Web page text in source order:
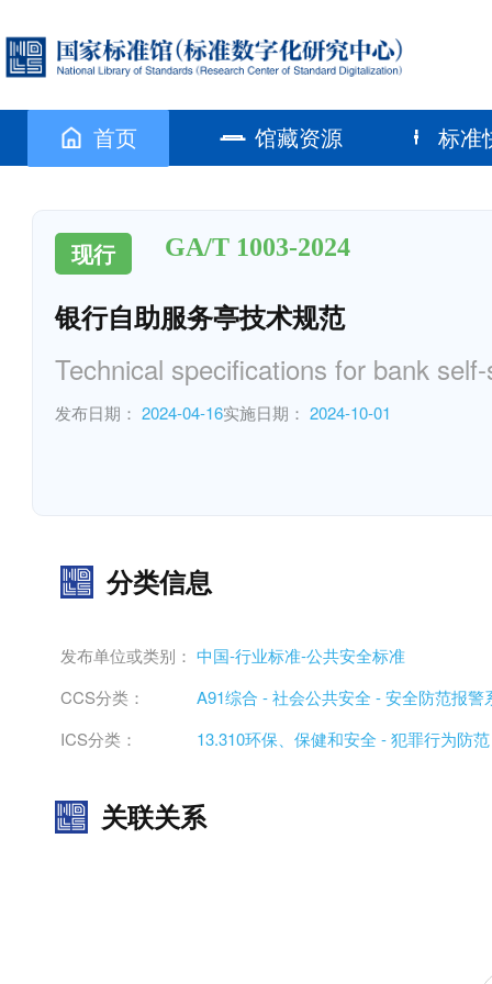
首页 馆藏资源 标准
现行 GA/T 1003-2024
银行自助服务亭技术规范
Technical specifications for bank
发布日期： 2024-04-16实施日期： 2024-10-01
分类信息
发布单位或类别： 中国-行业标准-公共安全标准
CCS分类：
A91综合 - 社会公共安全 - 安全防范报警
ICS分类：
13.310环保、保健和安全 - 犯罪行为防范
关联关系